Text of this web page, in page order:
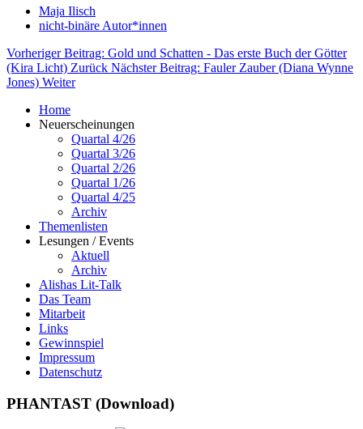
Maja Ilisch
nicht-binäre Autor*innen
Vorheriger Beitrag: Gold und Schatten - Das erste Buch der Götter
(Kira Licht) Zurück Nächster Beitrag: Fauler Zauber (Diana Wynne
Jones) Weiter
Home
Neuerscheinungen
Quartal 4/26
Quartal 3/26
Quartal 2/26
Quartal 1/26
Quartal 4/25
Archiv
Themenlisten
Lesungen / Events
Aktuell
Archiv
Alishas Lit-Talk
Das Team
Mitarbeit
Links
Gewinnspiel
Impressum
Datenschutz
PHANTAST (Download)